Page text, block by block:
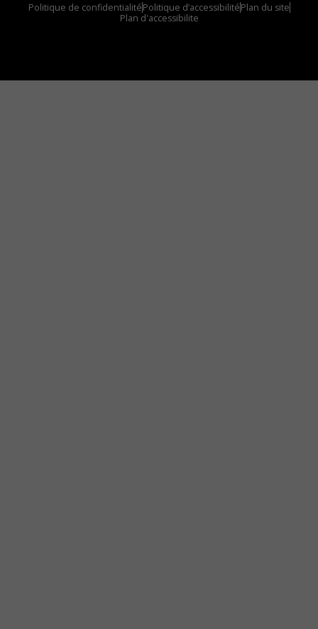
Politique de confidentialitéPolitique d’accessibilitéPlan du site
Plan d'accessibilite